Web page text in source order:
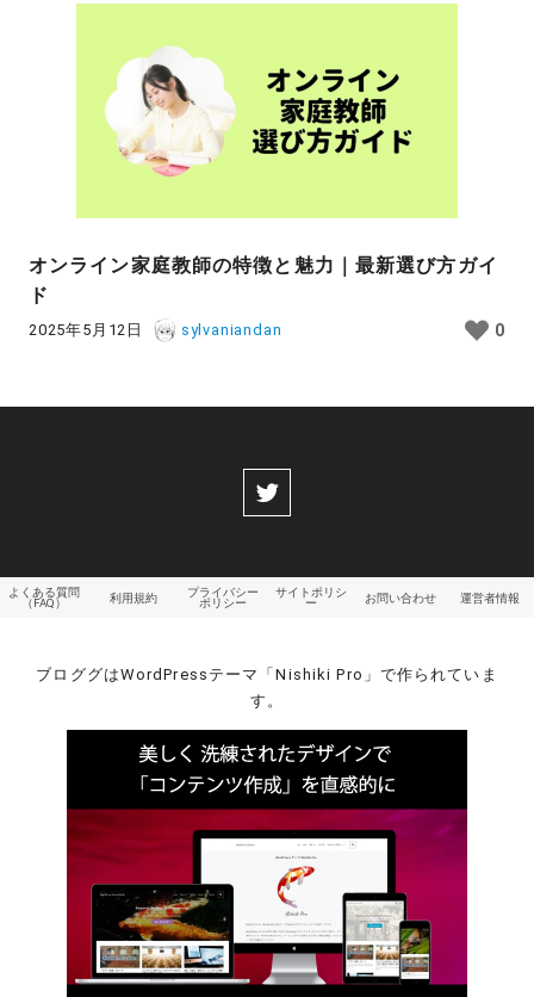
オンライン家庭教師の特徴と魅力｜最新選び方ガイ
ド
2025年5月12日 sylvaniandan 0
よくある質問
（FAQ）
利用規約
プライバシー
ポリシー
サイトポリシ
ー
お問い合わせ 運営者情報
ブロググはWordPressテーマ「Nishiki Pro」で作られていま
す。